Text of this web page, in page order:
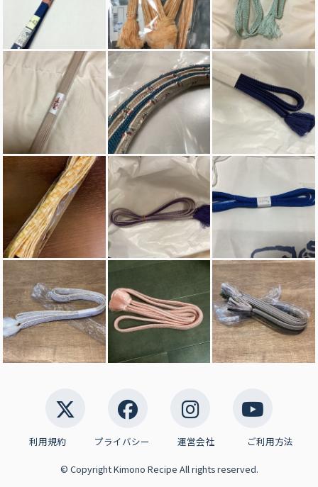
利用規約 プライバシー 運営会社 ご利用方法
© Copyright Kimono Recipe All rights reserved.